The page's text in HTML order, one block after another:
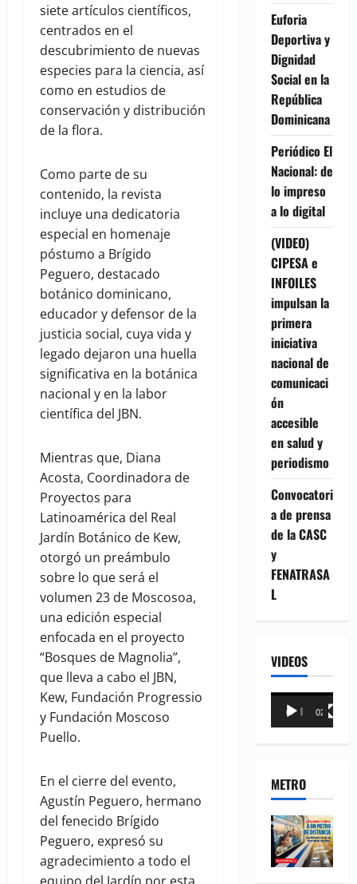
siete artículos científicos,
centrados en el
descubrimiento de nuevas
especies para la ciencia, así
como en estudios de
conservación y distribución
de la flora.
Como parte de su
contenido, la revista
incluye una dedicatoria
especial en homenaje
póstumo a Brígido
Peguero, destacado
botánico dominicano,
educador y defensor de la
justicia social, cuya vida y
legado dejaron una huella
significativa en la botánica
nacional y en la labor
científica del JBN.
Mientras que, Diana
Acosta, Coordinadora de
Proyectos para
Latinoamérica del Real
Jardín Botánico de Kew,
otorgó un preámbulo
sobre lo que será el
volumen 23 de Moscosoa,
una edición especial
enfocada en el proyecto
“Bosques de Magnolia”,
que lleva a cabo el JBN,
Kew, Fundación Progressio
y Fundación Moscoso
Puello.
En el cierre del evento,
Agustín Peguero, hermano
del fenecido Brígido
Peguero, expresó su
agradecimiento a todo el
equipo del Jardín por esta
Euforia
Deportiva y
Dignidad
Social en la
República
Dominicana
Periódico El
Nacional: de
lo impreso
a lo digital
(VIDEO)
CIPESA e
INFOILES
impulsan la
primera
iniciativa
nacional de
comunicaci
ón
accesible
en salud y
periodismo
Convocatori
a de prensa
de la CASC
y
FENATRASA
L
VIDEOS
Reproductor
00:00 02:18
METRO